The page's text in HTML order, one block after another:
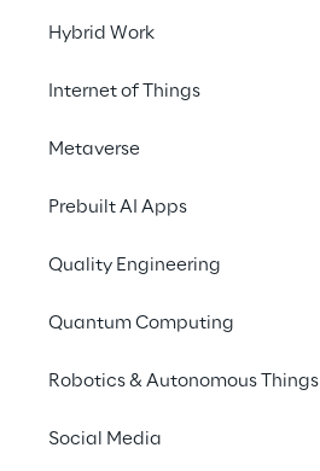
Hybrid Work
Internet of Things
Metaverse
Prebuilt AI Apps
Quality Engineering
Quantum Computing
Robotics & Autonomous Things
Social Media